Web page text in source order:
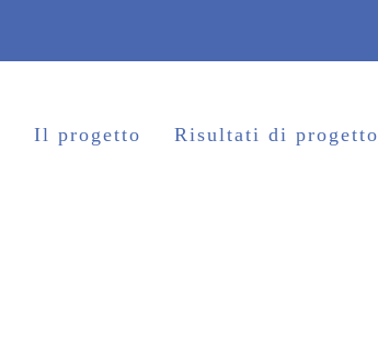
Il progetto Risultati di progetto